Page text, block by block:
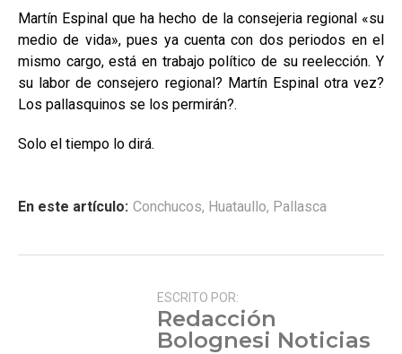
Martín Espinal que ha hecho de la consejeria regional «su
medio de vida», pues ya cuenta con dos periodos en el
mismo cargo, está en trabajo político de su reelección. Y
su labor de consejero regional? Martín Espinal otra vez?
Los pallasquinos se los permirán?.
Solo el tiempo lo dirá.
En este artículo: Conchucos, Huataullo, Pallasca
ESCRITO POR:
Redacción
Bolognesi Noticias